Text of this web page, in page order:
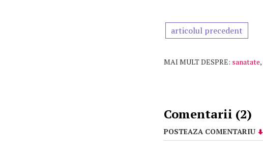
articolul precedent
MAI MULT DESPRE: sanatate,
Comentarii (2)
POSTEAZA COMENTARIU